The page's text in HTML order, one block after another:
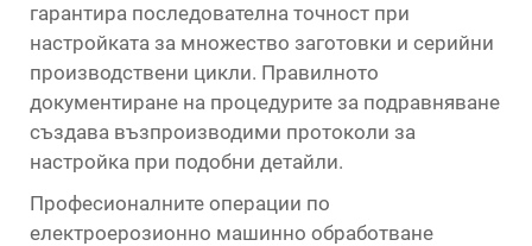
гарантира последователна точност при
настройката за множество заготовки и серийни
производствени цикли. Правилното
документиране на процедурите за подравняване
създава възпроизводими протоколи за
настройка при подобни детайли.
Професионалните операции по
електроерозионно машинно обработване